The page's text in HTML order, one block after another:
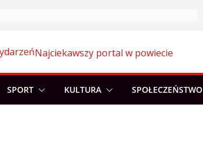
Najciekawszy portal w powiecie
SPORT KULTURA SPOŁECZEŃSTWO